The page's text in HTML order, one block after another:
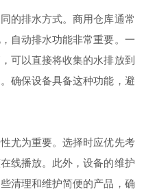
水方式。商用仓库通常
自动排水功能非常重要。一
，可以直接将收集的水排放到
。确保设备具备这种功能，避
为重要。选择时应优先考
播放。此外，设备的维护
清理和维护简便的产品，确